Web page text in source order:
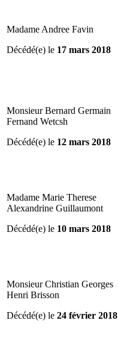
Madame Andree Favin
Décédé(e) le 17 mars 2018
Monsieur Bernard Germain
Fernand Wetcsh
Décédé(e) le 12 mars 2018
Madame Marie Therese
Alexandrine Guillaumont
Décédé(e) le 10 mars 2018
Monsieur Christian Georges
Henri Brisson
Décédé(e) le 24 février 2018